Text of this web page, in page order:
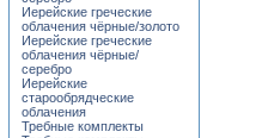
Иерейские греческие
облачения чёрные/золото
Иерейские греческие
облачения чёрные/
серебро
Иерейские
старообрядческие
облачения
Требные комплекты